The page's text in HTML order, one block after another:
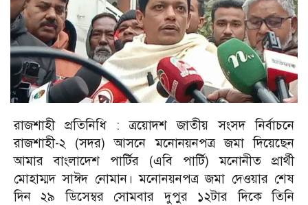
রাজশাহী প্রতিনিধি : ত্রয়োদশ জাতীয় সংসদ নির্বাচনে
রাজশাহী-২ (সদর) আসনে মনোনয়নপত্র জমা দিয়েছেন
আমার বাংলাদেশ পার্টির (এবি পার্টি) মনোনীত প্রার্থী
মোহাম্মদ সাঈদ নোমান। মনোনয়নপত্র জমা দেওয়ার শেষ
দিন ২৯ ডিসেম্বর সোমবার দুপুর ১২টার দিকে তিনি